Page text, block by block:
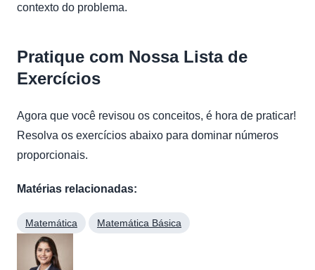
contexto do problema.
Pratique com Nossa Lista de
Exercícios
Agora que você revisou os conceitos, é hora de praticar!
Resolva os exercícios abaixo para dominar números
proporcionais.
Matérias relacionadas:
Matemática Matemática Básica